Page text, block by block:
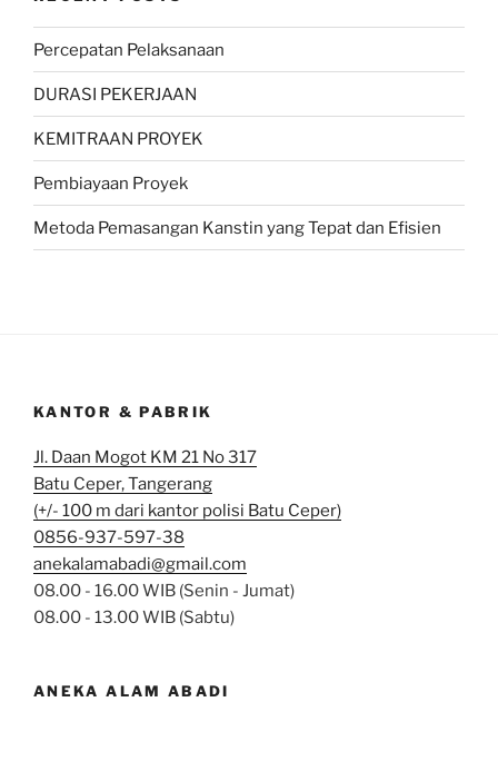
Percepatan Pelaksanaan
DURASI PEKERJAAN
KEMITRAAN PROYEK
Pembiayaan Proyek
Metoda Pemasangan Kanstin yang Tepat dan Efisien
KANTOR & PABRIK
Jl. Daan Mogot KM 21 No 317
Batu Ceper, Tangerang
(+/- 100 m dari kantor polisi Batu Ceper)
0856-937-597-38
anekalamabadi@gmail.com
08.00 - 16.00 WIB (Senin - Jumat)
08.00 - 13.00 WIB (Sabtu)
ANEKA ALAM ABADI